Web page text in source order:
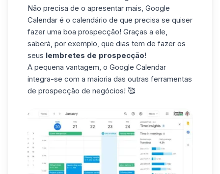
Não precisa de o apresentar mais, Google
Calendar é o calendário de que precisa se quiser
fazer uma boa prospecção! Graças a ele,
saberá, por exemplo, que dias tem de fazer os
seus lembretes de prospecção!
A pequena vantagem, o Google Calendar
integra-se com a maioria das outras ferramentas
de prospecção de negócios! 🥰